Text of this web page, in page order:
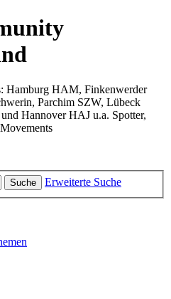
Hamburg HAM, Finkenwerder
Parchim SZW, Lübeck
Hannover HAJ u.a. Spotter,
Suche Erweiterte Suche